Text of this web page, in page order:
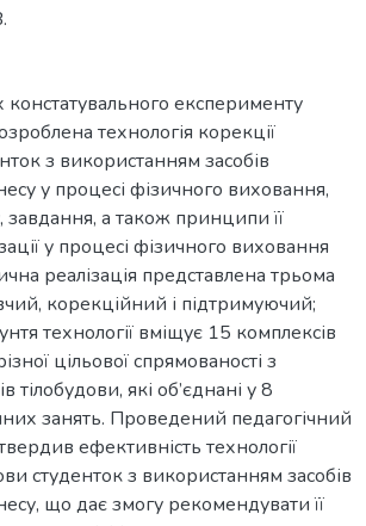
констатувального експерименту
технологія корекції
з використанням засобів
у процесі фізичного виховання,
а також принципи її
у процесі фізичного виховання
реалізація представлена трьома
корекційний і підтримуючий;
технології вміщує 15 комплексів
цільової спрямованості з
тілобудови, які об’єднані у 8
занять. Проведений педагогічний
ефективність технології
студенток з використанням засобів
що дає змогу рекомендувати її